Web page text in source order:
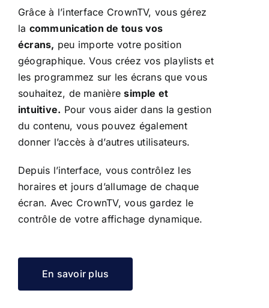
Grâce à l’interface CrownTV, vous gérez
la communication de tous vos
écrans, peu importe votre position
géographique. Vous créez vos playlists et
les programmez sur les écrans que vous
souhaitez, de manièresimple et
intuitive. Pour vous aider dans la gestion
du contenu, vous pouvez également
donner l’accès à d’autres utilisateurs.
Depuis l’interface, vous contrôlez les
horaires et jours d’allumage de chaque
écran. Avec CrownTV, vous gardez le
contrôle de votre affichage dynamique.
En savoir plus